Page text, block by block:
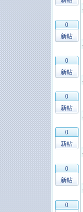
0
新帖
0
新帖
0
新帖
0
新帖
0
新帖
0